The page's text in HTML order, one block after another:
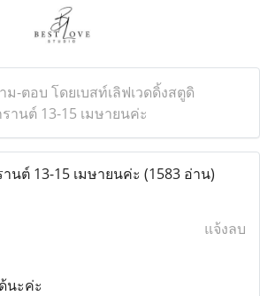
ม-ตอบ โดยเบสท์เลิฟเวดดิ้งสตูดิ
านต์ 13-15 เมษายนค่ะ
นต์ 13-15 เมษายนค่ะ (1583 อ่าน)
แจ้งลบ
นะค่ะ